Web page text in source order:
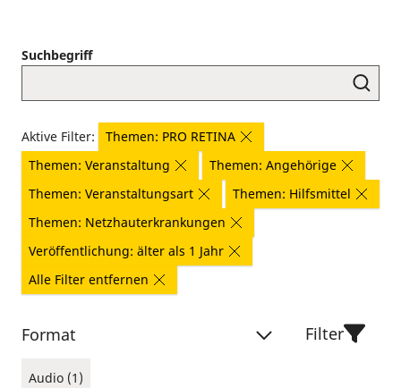
Suchbegriff
Aktive Filter:
Themen: PRO RETINA
Themen: Veranstaltung
Themen: Angehörige
Themen: Veranstaltungsart
Themen: Hilfsmittel
Themen: Netzhauterkrankungen
Veröffentlichung: älter als 1 Jahr
Alle Filter entfernen
Format
Audio (1)
Filter